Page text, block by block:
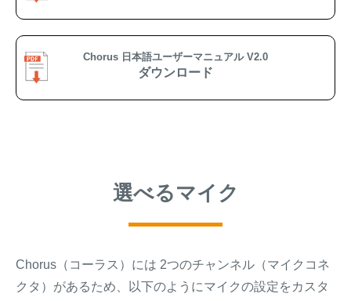
Chorus 日本語ユーザーマニュアル V2.0
ダウンロード
選べるマイク
Chorus（コーラス）には 2つのチャンネル（マイクコネ
クタ）があるため、以下のようにマイクの設定をカスタ